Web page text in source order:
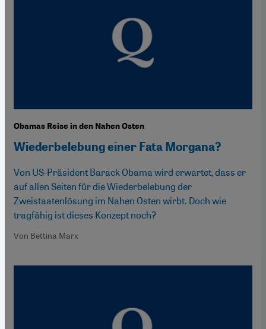
Obamas Reise in den Nahen Osten
Wiederbelebung einer Fata Morgana?
Von US-Präsident Barack Obama wird erwartet, dass er
auf allen Seiten für die Wiederbelebung der
Zweistaatenlösung im Nahen Osten wirbt. Doch wie
tragfähig ist dieses Konzept noch?
Von Bettina Marx